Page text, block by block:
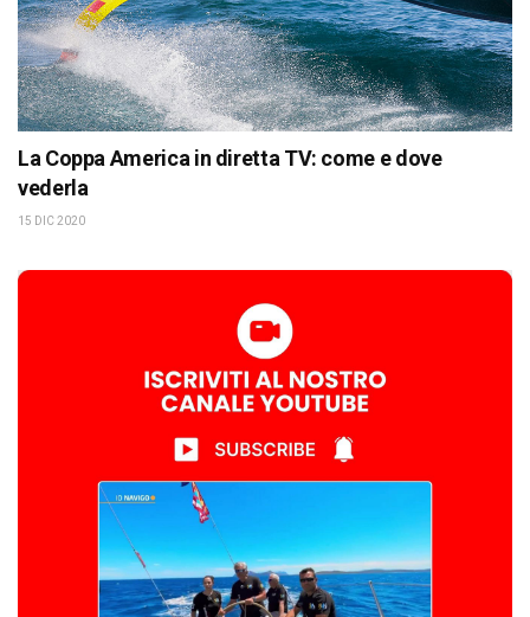
La Coppa America in diretta TV: come e dove
vederla
15 DIC 2020